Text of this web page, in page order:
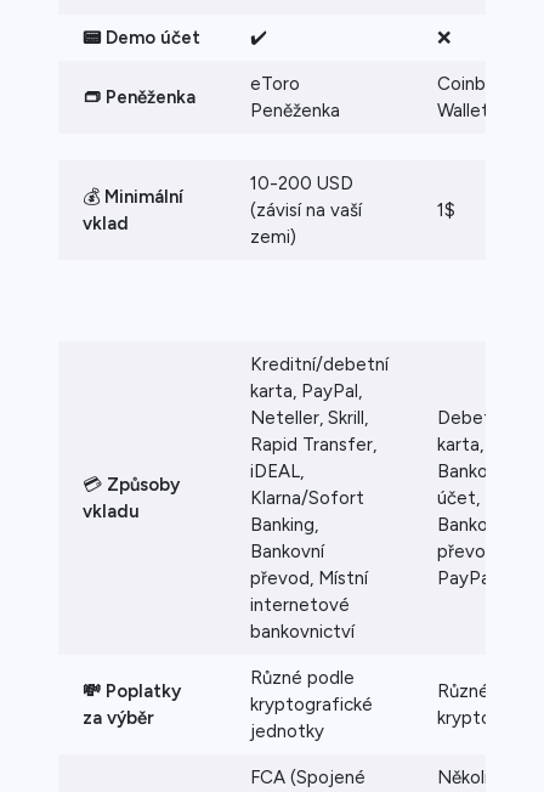
📟 Demo účet ✔️ ❌
👝 Peněženka
eToro
Peněženka
Coinbase
Wallet
💰 Minimální
vklad
10-200 USD
(závisí na vaší
zemi)
1$
💳 Způsoby
vkladu
Kreditní/debetní
karta, PayPal,
Neteller, Skrill,
Rapid Transfer,
iDEAL,
Klarna/Sofort
Banking,
Bankovní
převod, Místní
internetové
bankovnictví
Debetní
karta,
Bankovní
účet,
Bankovní
převod,
PayPal
💸 Poplatky
za výběr
Různé podle
kryptografické
jednotky
Různé podle
krypto
FCA (Spojené
Několik